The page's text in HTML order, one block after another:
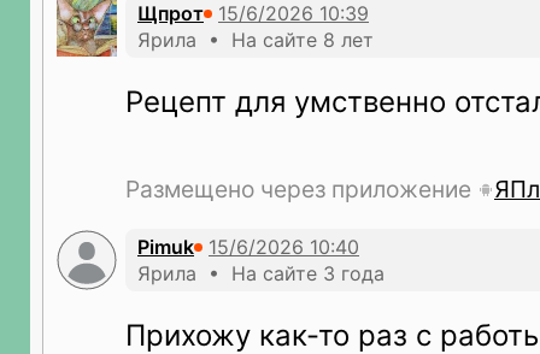
Щпрот
Ярила • На сайте 8 лет
Рецепт для умственно
Размещено через приложение
Pimuk
Ярила • На сайте 3 года
Прихожу как-то раз с